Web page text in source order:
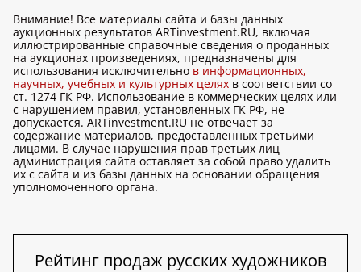
Внимание! Все материалы сайта и базы данных
аукционных результатов ARTinvestment.RU, включая
иллюстрированные справочные сведения о проданных
на аукционах произведениях, предназначены для
использования исключительно в информационных,
научных, учебных и культурных целях в соответствии со
ст. 1274 ГК РФ. Использование в коммерческих целях или
с нарушением правил, установленных ГК РФ, не
допускается. ARTinvestment.RU не отвечает за
содержание материалов, предоставленных третьими
лицами. В случае нарушения прав третьих лиц
администрация сайта оставляет за собой право удалить
их с сайта и из базы данных на основании обращения
уполномоченного органа.
Рейтинг продаж русских художников